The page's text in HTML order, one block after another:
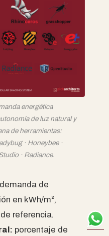
energética
de luz natural y
de herramientas:
· Honeybee ·
· Radiance.
demanda de
en kWh/m²,
referencia.
porcentaje de